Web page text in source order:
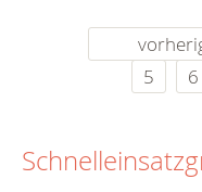
5
6